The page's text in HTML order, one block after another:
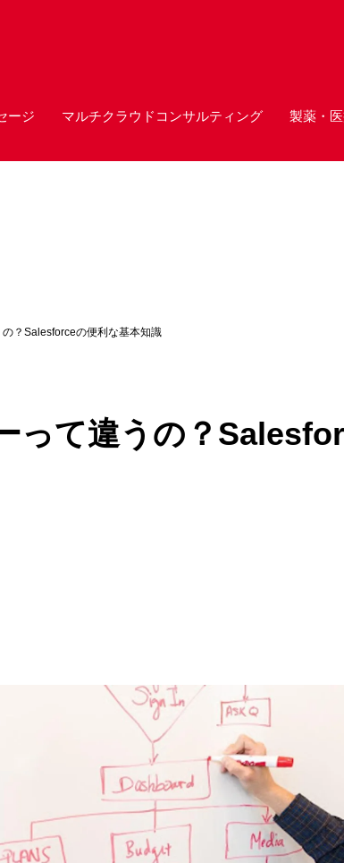
ージ マルチクラウドコンサルティング 製薬・
？Salesforceの便利な基本知識
って違うの？